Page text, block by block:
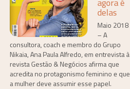
agora é
delas
Maio 2018
– A
consultora, coach e membro do Grupo
Nikaia, Ana Paula Alfredo, em entrevista à
revista Gestão & Negócios afirma que
acredita no protagonismo feminino e que
a mulher deve assumir esse papel.